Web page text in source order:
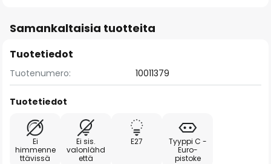
Samankaltaisia tuotteita
Tuotetiedot
Tuotenumero: 10011379
Tuotetiedot
Ei
himmenne
ttävissä
Ei sis.
valonlähd
että
E27
Tyyppi C -
Euro-
pistoke